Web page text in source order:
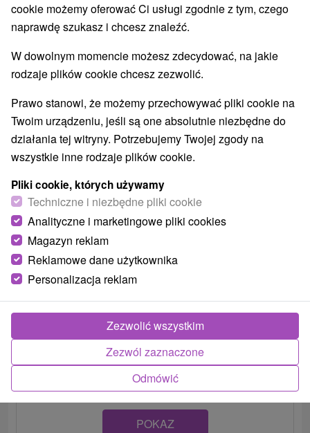
WSZYSTKO NAJTAŃSZE NAJDROŻSZE NA
Privát Pod lesom Pavčina Lehota
Pavčina Lehota
Štýlová, drevom obitá poschodová chata stojí na začiatku
liptovskej obce Pavčina Lehota. Celoročne...
POKAZ
cookie możemy oferować Ci usługi zgodnie z tym, czego
naprawdę szukasz i chcesz znaleźć.
W dowolnym momencie możesz zdecydować, na jakie
rodzaje plików cookie chcesz zezwolić.
Prawo stanowi, że możemy przechowywać pliki cookie na
Twoim urządzeniu, jeśli są one absolutnie niezbędne do
działania tej witryny. Potrzebujemy Twojej zgody na
wszystkie inne rodzaje plików cookie.
Pliki cookie, których używamy
Techniczne i niezbędne pliki cookie
Analityczne i marketingowe pliki cookies
Magazyn reklam
Reklamowe dane użytkownika
Personalizacja reklam
Odmówić
Zezwól zaznaczone
Zezwolić wszystkim